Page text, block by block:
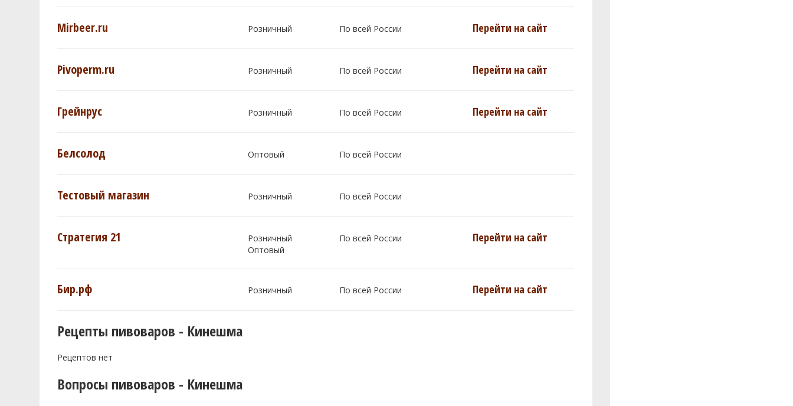
Mirbeer.ru Розничный По всей России Перейти на сайт
Pivoperm.ru Розничный По всей России Перейти на сайт
Грейнрус Розничный По всей России Перейти на сайт
Белсолод Оптовый По всей России
Тестовый магазин Розничный По всей России
Стратегия 21
Розничный
Оптовый
По всей России Перейти на сайт
Бир.рф Розничный По всей России Перейти на сайт
Рецепты пивоваров - Кинешма
Рецептов нет
Вопросы пивоваров - Кинешма